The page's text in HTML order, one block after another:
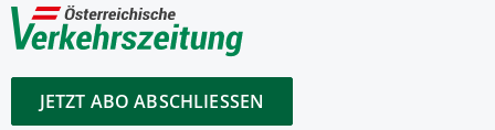
JETZT ABO ABSCHLIESSEN